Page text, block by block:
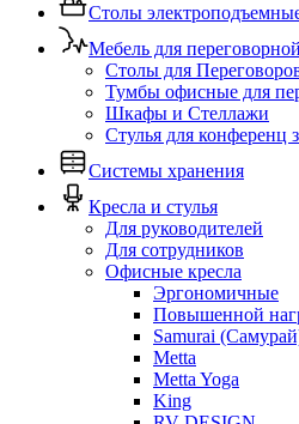
Столы
Мебель для переговорной
Столы для
Тумбы офисные для
Шкафы и Стеллажи
Стулья для конференц
Системы хранения
Кресла и стулья
Для руководителей
Для сотрудников
Офисные кресла
Эргономичные
Повышенной
Samurai
Metta
Metta Yoga
King